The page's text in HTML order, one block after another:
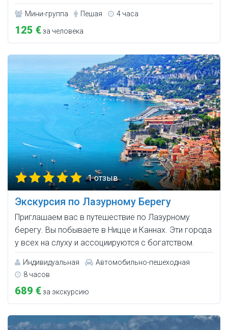
Мини-группа Пешая 4 часа
125 €за человека
1 отзыв
Экскурсия по Лазурному Берегу
Приглашаем вас в путешествие по Лазурному
берегу. Вы побываете в Ницце и Каннах. Эти города
у всех на слуху и ассоциируются с богатством.
Индивидуальная
Автомобильно-пешеходная
8 часов
689 €за экскурсию